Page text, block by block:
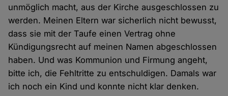
unmöglich macht, aus der Kirche ausgeschlossen zu
werden. Meinen Eltern war sicherlich nicht bewusst,
dass sie mit der Taufe einen Vertrag ohne
Kündigungsrecht auf meinen Namen abgeschlossen
haben. Und was Kommunion und Firmung angeht,
bitte ich, die Fehltritte zu entschuldigen. Damals war
ich noch ein Kind und konnte nicht klar denken.